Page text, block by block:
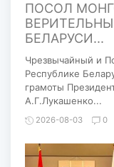
ПОСОЛ
БЕЛАРУСИ...
Чрезвычайный и
Республике
грамоты
А.Г.Лукашенко...
2026-08-03 0